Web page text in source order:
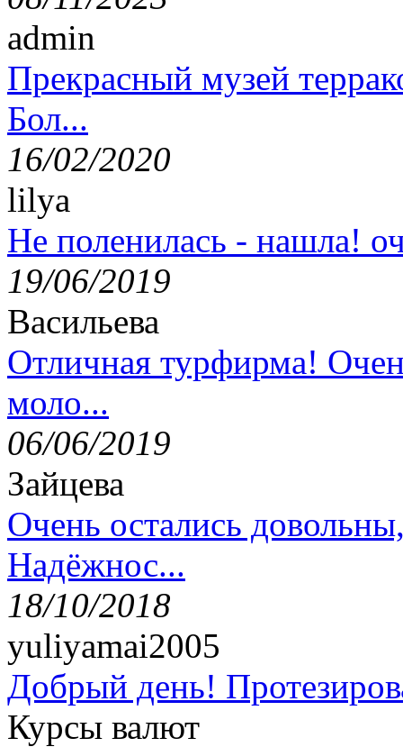
admin
Прекрасный музей
Бол...
16/02/2020
lilya
Не поленилась - нашла!
19/06/2019
Васильева
Отличная турфирма!
моло...
06/06/2019
Зайцева
Очень остались
Надёжнос...
18/10/2018
yuliyamai2005
Добрый день!
Курсы валют